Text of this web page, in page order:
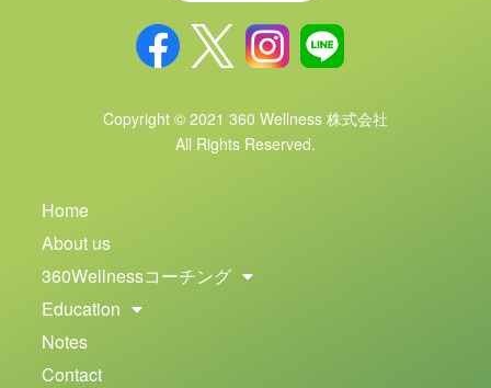
Copyright © 2021 360 Wellness 株式会社
All Rights Reserved.
Home
About us
360Wellnessコーチング
Education
Notes
Contact